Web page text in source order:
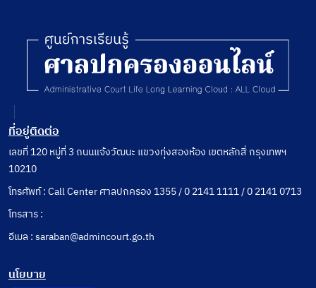
ที่อยู่ติดต่อ
เลขที่ 120 หมู่ที่ 3 ถนนแจ้งวัฒนะ แขวงทุ่งสองห้อง เขตหลักสี่ กรุงเทพฯ
10210
โทรศัพท์ : Call Center ศาลปกครอง 1355 / 0 2141 1111 / 0 2141 0713
โทรสาร :
อีเมล : saraban@admincourt.go.th
นโยบาย